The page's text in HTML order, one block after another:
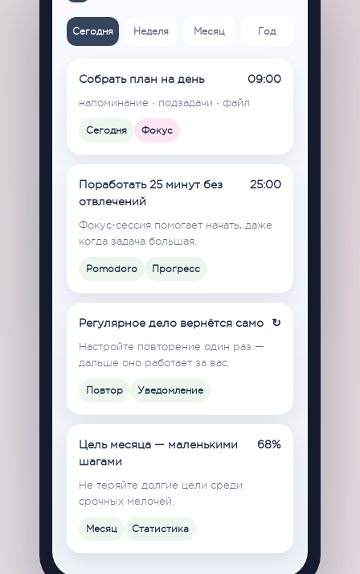
Сегодня Неделя Месяц Год
Собрать план на день 09:00
напоминание · подзадачи · файл
Сегодня Фокус
Поработать 25 минут без
отвлечений
25:00
Фокус-сессия помогает начать, даже
когда задача большая.
Pomodoro Прогресс
Регулярное дело вернётся само ↻
Настройте повторение один раз —
дальше оно работает за вас.
Повтор Уведомление
Цель месяца — маленькими
шагами
68%
Не теряйте долгие цели среди
срочных мелочей.
Месяц Статистика